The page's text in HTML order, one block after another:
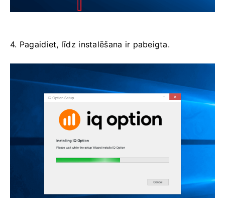
4. Pagaidiet, līdz instalēšana ir pabeigta.